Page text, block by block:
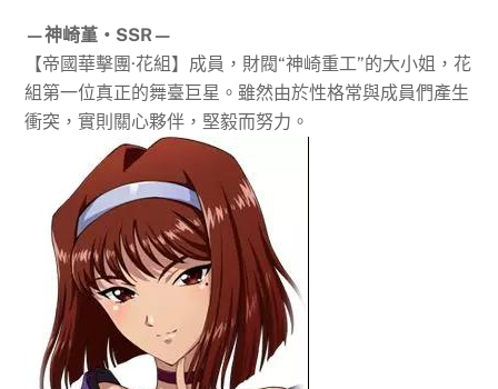
—神崎堇‧SSR—
【帝國華擊團·花組】成員，財閥“神崎重工”的大小姐，花
組第一位真正的舞臺巨星。雖然由於性格常與成員們產生
衝突，實則關心夥伴，堅毅而努力。